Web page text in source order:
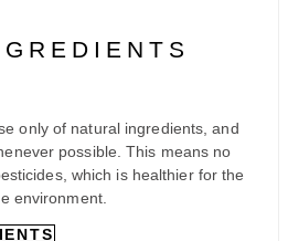
only of natural ingredients, and
possible. This means no
which is healthier for the
environment.